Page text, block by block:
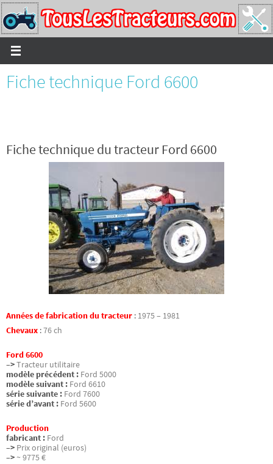
Passer
vers
le
contenu
Fiche technique Ford 6600
Fiche technique du tracteur Ford 6600
Années de fabrication du tracteur : 1975 – 1981
Chevaux :76 ch
Ford 6600
–>Tracteur utilitaire
modèle précédent : Ford 5000
modèle suivant : Ford 6610
série suivante : Ford 7600
série d’avant : Ford 5600
Production
fabricant : Ford
–> Prix original (euros)
–> ~ 9775 €